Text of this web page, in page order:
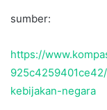
sumber:
https://
kebijakan-negara